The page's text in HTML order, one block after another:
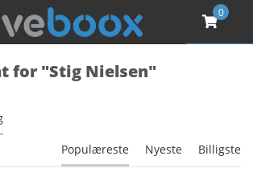
0
for "Stig Nielsen"
Populæreste Nyeste Billigste